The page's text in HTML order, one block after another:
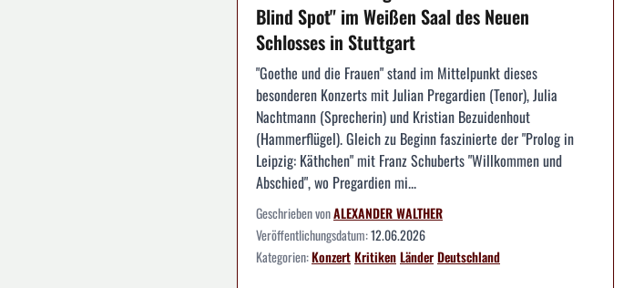
Blind Spot" im Weißen Saal des Neuen
Schlosses in Stuttgart
"Goethe und die Frauen" stand im Mittelpunkt dieses
besonderen Konzerts mit Julian Pregardien (Tenor), Julia
Nachtmann (Sprecherin) und Kristian Bezuidenhout
(Hammerflügel). Gleich zu Beginn faszinierte der "Prolog in
Leipzig: Käthchen" mit Franz Schuberts "Willkommen und
Abschied", wo Pregardien mi...
Geschrieben vonALEXANDER WALTHER
Veröffentlichungsdatum:12.06.2026
Kategorien:KonzertKritikenLänderDeutschland